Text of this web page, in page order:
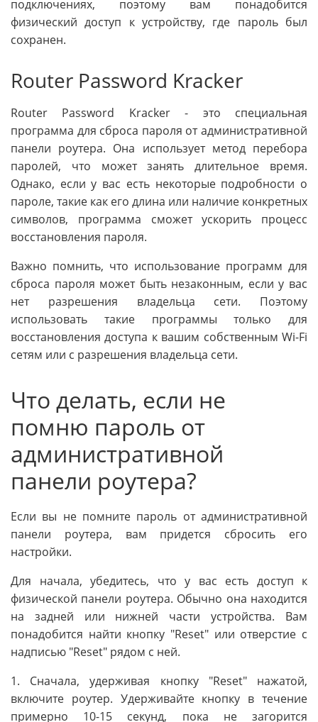
подключениях, поэтому вам понадобится
физический доступ к устройству, где пароль был
сохранен.
Router Password Kracker
Router Password Kracker - это специальная
программа для сброса пароля от административной
панели роутера. Она использует метод перебора
паролей, что может занять длительное время.
Однако, если у вас есть некоторые подробности о
пароле, такие как его длина или наличие конкретных
символов, программа сможет ускорить процесс
восстановления пароля.
Важно помнить, что использование программ для
сброса пароля может быть незаконным, если у вас
нет разрешения владельца сети. Поэтому
использовать такие программы только для
восстановления доступа к вашим собственным Wi-Fi
сетям или с разрешения владельца сети.
Что делать, если не
помню пароль от
административной
панели роутера?
Если вы не помните пароль от административной
панели роутера, вам придется сбросить его
настройки.
Для начала, убедитесь, что у вас есть доступ к
физической панели роутера. Обычно она находится
на задней или нижней части устройства. Вам
понадобится найти кнопку "Reset" или отверстие с
надписью "Reset" рядом с ней.
1. Сначала, удерживая кнопку "Reset" нажатой,
включите роутер. Удерживайте кнопку в течение
примерно 10-15 секунд, пока не загорится